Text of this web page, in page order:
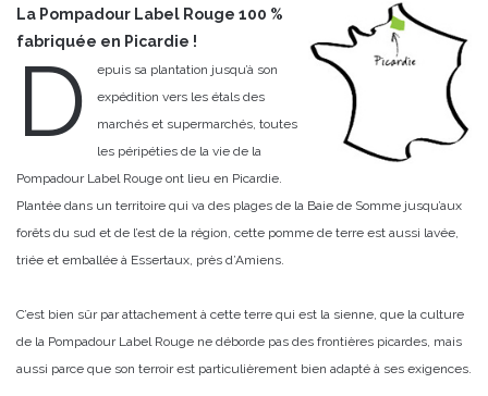
La Pompadour Label Rouge 100 %
fabriquée en Picardie !
D
epuis sa plantation jusqu’à son
expédition vers les étals des
marchés et supermarchés, toutes
les péripéties de la vie de la
Pompadour Label Rouge ont lieu en Picardie.
Plantée dans un territoire qui va des plages de la Baie de Somme jusqu’aux
forêts du sud et de l’est de la région, cette pomme de terre est aussi lavée,
triée et emballée à Essertaux, près d’Amiens.
C’est bien sûr par attachement à cette terre qui est la sienne, que la culture
de la Pompadour Label Rouge ne déborde pas des frontières picardes, mais
aussi parce que son terroir est particulièrement bien adapté à ses exigences.